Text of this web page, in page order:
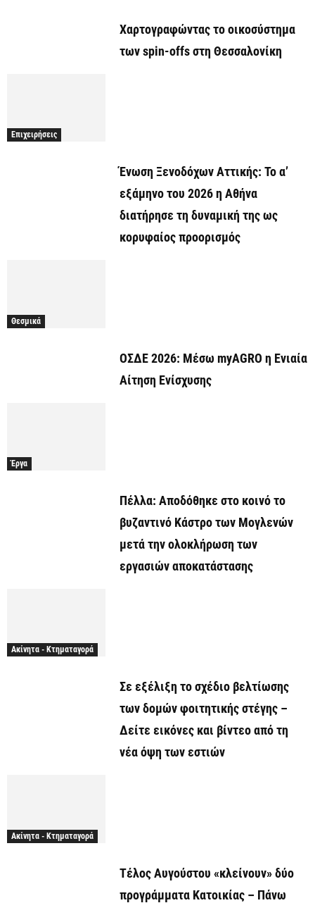
Χαρτογραφώντας το οικοσύστημα
των spin-offs στη Θεσσαλονίκη
Επιχειρήσεις
Ένωση Ξενοδόχων Αττικής: Το α’
εξάμηνο του 2026 η Αθήνα
διατήρησε τη δυναμική της ως
κορυφαίος προορισμός
Θεσμικά
ΟΣΔΕ 2026: Μέσω myAGRO η Ενιαία
Αίτηση Ενίσχυσης
Έργα
Πέλλα: Αποδόθηκε στο κοινό το
βυζαντινό Κάστρο των Μογλενών
μετά την ολοκλήρωση των
εργασιών αποκατάστασης
Ακίνητα - Κτηματαγορά
Σε εξέλιξη το σχέδιο βελτίωσης
των δομών φοιτητικής στέγης –
Δείτε εικόνες και βίντεο από τη
νέα όψη των εστιών
Ακίνητα - Κτηματαγορά
Τέλος Αυγούστου «κλείνουν» δύο
προγράμματα Κατοικίας – Πάνω